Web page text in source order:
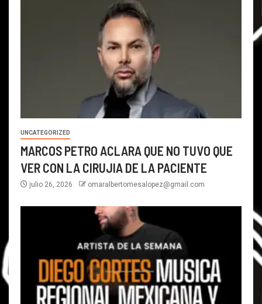
UNCATEGORIZED
MARCOS PETRO ACLARA QUE NO TUVO QUE
VER CON LA CIRUJIA DE LA PACIENTE
julio 26, 2026 omaralbertomesalopez@gmail.com